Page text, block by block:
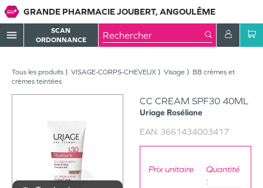
GRANDE PHARMACIE JOUBERT, ANGOULÊME
menu
SCAN
ORDONNANCE
Tous les produits VISAGE-CORPS-CHEVEUX Visage
BB crèmes et
crèmes teintées
CC CREAM SPF30 40ML
Uriage Roséliane
EAN: 3661434003417
Prix unitaire
Quantité
: